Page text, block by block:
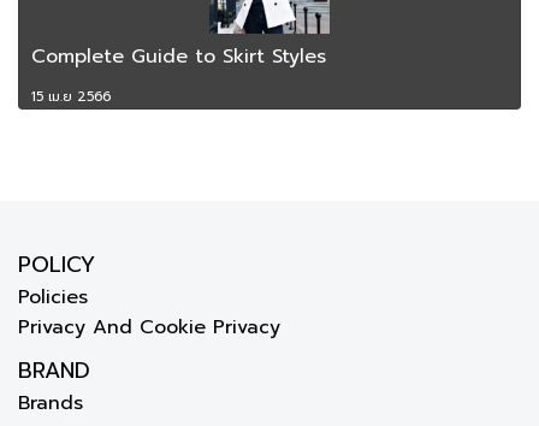
Complete Guide to Skirt Styles
15 เม.ย 2566
POLICY
Policies
Privacy And Cookie Privacy
BRAND
Brands